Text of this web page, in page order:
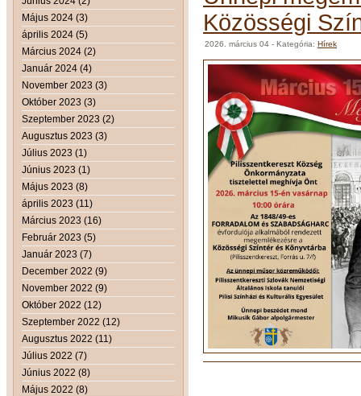
Május 2024 (3)
április 2024 (5)
Március 2024 (2)
Január 2024 (4)
November 2023 (3)
Október 2023 (3)
Szeptember 2023 (2)
Augusztus 2023 (3)
Július 2023 (1)
Június 2023 (1)
Május 2023 (8)
április 2023 (11)
Március 2023 (16)
Február 2023 (5)
Január 2023 (7)
December 2022 (9)
November 2022 (9)
Október 2022 (12)
Szeptember 2022 (12)
Augusztus 2022 (11)
Július 2022 (7)
Június 2022 (8)
Május 2022 (8)
Közösségi
2026. március 04 - Kategória: Hírek